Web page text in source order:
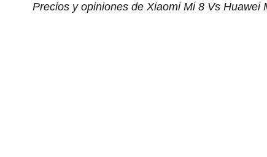
Precios y opiniones de Xiaomi Mi 8 Vs Huawei